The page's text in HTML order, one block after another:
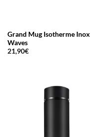
Grand Mug Isotherme Inox
Waves
21,90€